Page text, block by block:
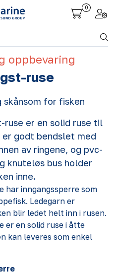
0
oppbevaring
ruse
skånsom for fisken
ruse er en solid ruse til
er godt bendslet med
av ringene, og pvc-
knuteløs bus holder
inne.
har inngangssperre som
Ledegarn er
blir ledet helt inn i rusen.​
er en solid ruse i åtte
kan leveres som enkel